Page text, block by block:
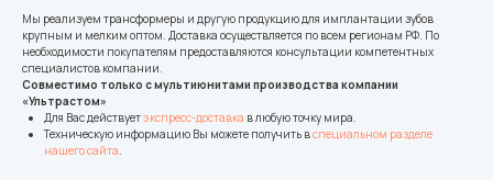
Мы реализуем трансформеры и другую продукцию для имплантации зубов
крупным и мелким оптом. Доставка осуществляется по всем регионам РФ. По
необходимости покупателям предоставляются консультации компетентных
специалистов компании.
Совместимо только с мультиюнитами производства компании
«Ультрастом»
Для Вас действуетэкспресс-доставка в любую точку мира.
Техническую информацию Вы можете получить вспециальном разделе
нашего сайта.